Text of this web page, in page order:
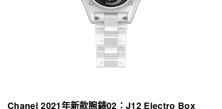
Chanel 2021年新款腕錶02：J12 Electro Box